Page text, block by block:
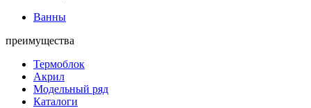
Ванны
преимущества
Термоблок
Акрил
Модельный ряд
Каталоги